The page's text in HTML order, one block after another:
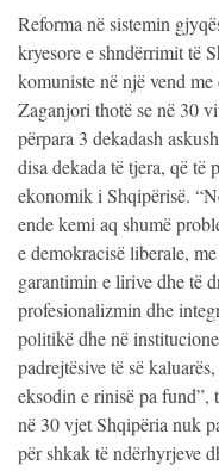
Reforma në sistemin
kryesore e shndërrimit të
komuniste në një vend
Zaganjori thotë se në 30
përpara 3 dekadash
disa dekada të tjera, që
ekonomik i Shqipërisë.
ende kemi aq shumë
e demokracisë liberale,
garantimin e lirive dhe të
profesionalizmin dhe
politikë dhe në
padrejtësive të së
eksodin e rinisë pa fund”,
në 30 vjet Shqipëria nuk
për shkak të ndërhyrjeve